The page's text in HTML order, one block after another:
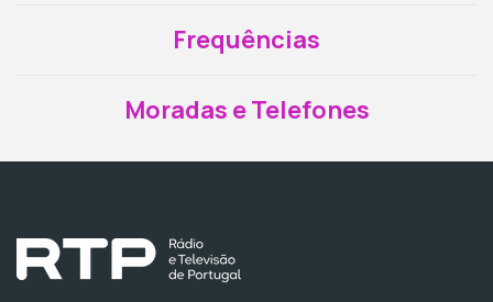
Frequências
Moradas e Telefones